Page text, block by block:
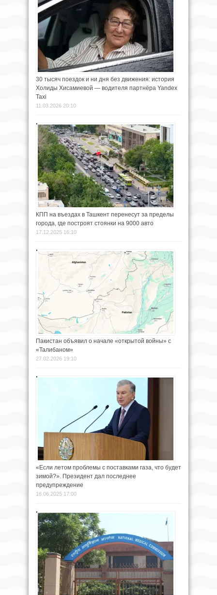
30 тысяч поездок и ни дня без движения: история
Холиды Хисамиевой — водителя партнёра Yandex
Taxi
11.03.2026 20:10
КПП на въездах в Ташкент перенесут за пределы
города, где построят стоянки на 9000 авто
17.12.2025 16:10
Пакистан объявил о начале «открытой войны» с
«Талибаном»
27.02.2026 19:10
«Если летом проблемы с поставками газа, что будет
зимой?». Президент дал последнее
предупреждение
16.06.2025 17:00